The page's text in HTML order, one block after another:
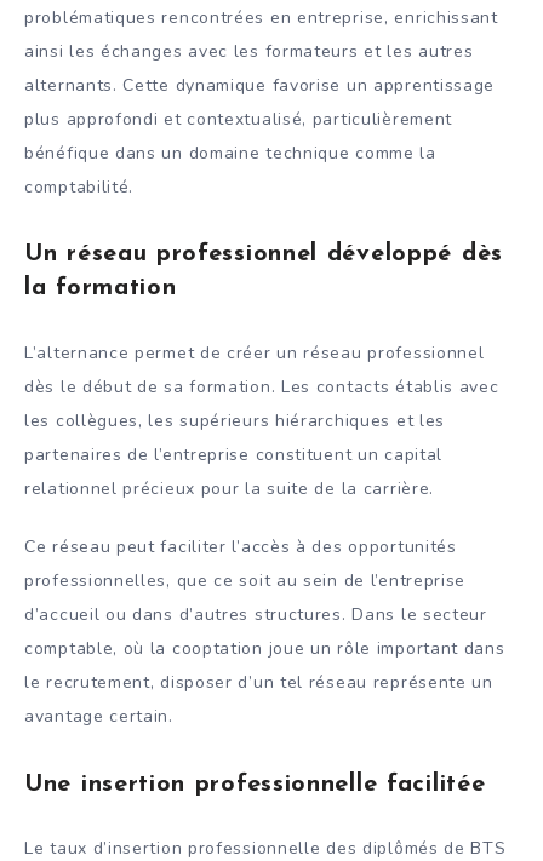
problématiques rencontrées en entreprise, enrichissant
ainsi les échanges avec les formateurs et les autres
alternants. Cette dynamique favorise un apprentissage
plus approfondi et contextualisé, particulièrement
bénéfique dans un domaine technique comme la
comptabilité.
Un réseau professionnel développé dès
la formation
L’alternance permet de créer un réseau professionnel
dès le début de sa formation. Les contacts établis avec
les collègues, les supérieurs hiérarchiques et les
partenaires de l’entreprise constituent un capital
relationnel précieux pour la suite de la carrière.
Ce réseau peut faciliter l’accès à des opportunités
professionnelles, que ce soit au sein de l’entreprise
d’accueil ou dans d’autres structures. Dans le secteur
comptable, où la cooptation joue un rôle important dans
le recrutement, disposer d’un tel réseau représente un
avantage certain.
Une insertion professionnelle facilitée
Le taux d’insertion professionnelle des diplômés de BTS